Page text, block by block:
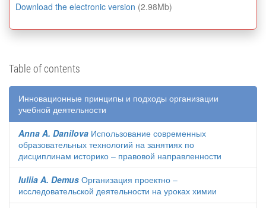
Download the electronic version (2.98Mb)
Table of contents
Инновационные принципы и подходы организации
учебной деятельности
Anna A. Danilova Использование современных
образовательных технологий на занятиях по
дисциплинам историко – правовой направленности
Iuliia A. Demus Организация проектно –
исследовательской деятельности на уроках химии